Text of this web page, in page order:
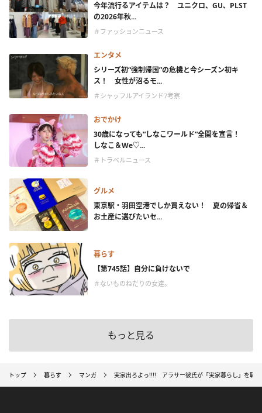
今年流行るアイテムは？ ユニクロ、GU、PLST
の2026年秋...
＃ファッションニュース
エンタメ
シリーズ初“強制帰国”の危機と今シーズン初キ
ス！ 女性が沼るモ...
＃シャッフルアイランド7考察
おでかけ
30歳になっても“しなこワールド”全開を宣言！
しなこ＆We♡...
＃トラベルニュース
グルメ
東京駅・羽田空港でしか買えない！ 夏の帰省＆
お土産に選びたいセ...
暮らす
【第745話】自分に負けないで
＃ないものねだりの女達。
もっと見る
トップ 暮らす マンガ 実家出ろよっ!!!! アラサー彼氏が「実家暮らし」を恥